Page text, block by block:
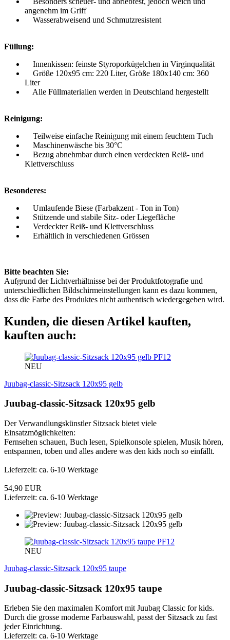
angenehm im Griff
Wasserabweisend und Schmutzresistent
Füllung:
Innenkissen: feinste Styroporkügelchen in Virginqualität
Größe 120x95 cm: 220 Liter, Größe 180x140 cm: 360
Liter
Alle Füllmaterialien werden in Deutschland hergestellt
Reinigung:
Teilweise einfache Reinigung mit einem feuchtem Tuch
Maschinenwäsche bis 30°C
Bezug abnehmbar durch einen verdeckten Reiß- und
Klettverschluss
Besonderes:
Umlaufende Biese (Farbakzent - Ton in Ton)
Stützende und stabile Sitz- oder Liegefläche
Verdeckter Reiß- und Klettverschluss
Erhältlich in verschiedenen Grössen
Bitte beachten Sie:
Aufgrund der Lichtverhältnisse bei der Produktfotografie und
unterschiedlichen Bildschirmeinstellungen kann es dazu kommen,
dass die Farbe des Produktes nicht authentisch wiedergegeben wird.
Kunden, die diesen Artikel kauften,
kauften auch:
PF12
NEU
Juubag-classic-Sitzsack 120x95 gelb
Juubag-classic-Sitzsack 120x95 gelb
Der Verwandlungskünstler Sitzsack bietet viele
Einsatzmöglichkeiten:
Fernsehen schauen, Buch lesen, Spielkonsole spielen, Musik hören,
entspannen, toben und alles andere was den kids noch so einfällt.
Lieferzeit: ca. 6-10 Werktage
54,90 EUR
Lieferzeit: ca. 6-10 Werktage
PF12
NEU
Juubag-classic-Sitzsack 120x95 taupe
Juubag-classic-Sitzsack 120x95 taupe
Erleben Sie den maximalen Komfort mit Juubag Classic for kids.
Durch die grosse moderne Farbauswahl, passt der Sitzsack zu fast
jeder Einrichtung.
Lieferzeit: ca. 6-10 Werktage